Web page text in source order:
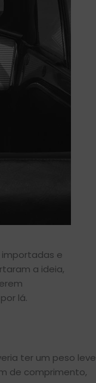
e
a ideia,
lá.
ter um peso leve
de comprimento,